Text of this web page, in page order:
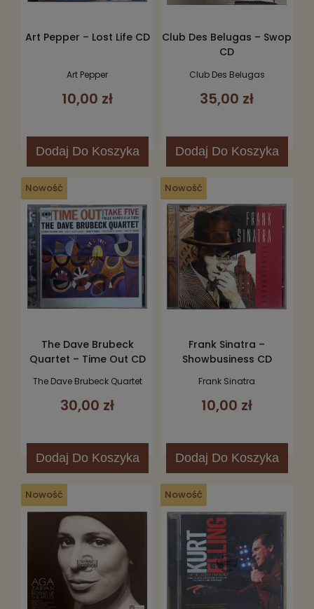
Art Pepper – Lost Life CD
Art Pepper
10,00 zł
Dodaj Do Koszyka
Club Des Belugas – Swop
CD
Club Des Belugas
35,00 zł
Dodaj Do Koszyka
The Dave Brubeck
Quartet – Time Out CD
The Dave Brubeck Quartet
30,00 zł
Dodaj Do Koszyka
Nowość
Frank Sinatra –
Showbusiness CD
Frank Sinatra
10,00 zł
Dodaj Do Koszyka
Nowość
Nowość Nowość